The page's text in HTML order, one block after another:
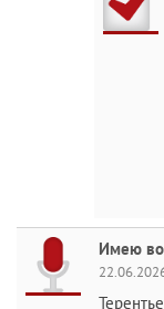
Имею